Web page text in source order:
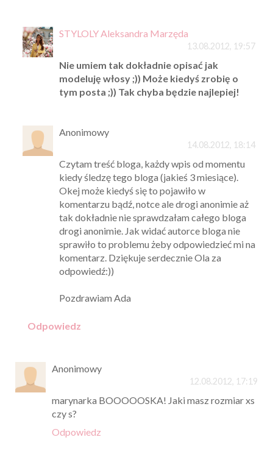
STYLOLY Aleksandra Marzęda
13.08.2012, 19:57
Nie umiem tak dokładnie opisać jak
modeluję włosy ;)) Może kiedyś zrobię o
tym posta ;)) Tak chyba będzie najlepiej!
Anonimowy
14.08.2012, 18:14
Czytam treść bloga, każdy wpis od momentu
kiedy śledzę tego bloga (jakieś 3 miesiące).
Okej może kiedyś się to pojawiło w
komentarzu bądź, notce ale drogi anonimie aż
tak dokładnie nie sprawdzałam całego bloga
drogi anonimie. Jak widać autorce bloga nie
sprawiło to problemu żeby odpowiedzieć mi na
komentarz. Dziękuje serdecznie Ola za
odpowiedź:))
Pozdrawiam Ada
Odpowiedz
Anonimowy
12.08.2012, 17:19
marynarka BOOOOOSKA! Jaki masz rozmiar xs
czy s?
Odpowiedz